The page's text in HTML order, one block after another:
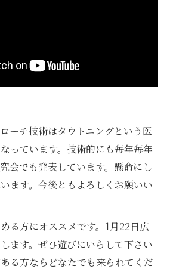
ーチ技術はタウトニングという医
っています。技術的にも毎年毎年
会でも発表しています。懸命にし
ます。今後ともよろしくお願いい
る方にオススメです。 1月22日広
ます。ぜひ遊びにいらして下さい
る方ならどなたでも来られてくだ